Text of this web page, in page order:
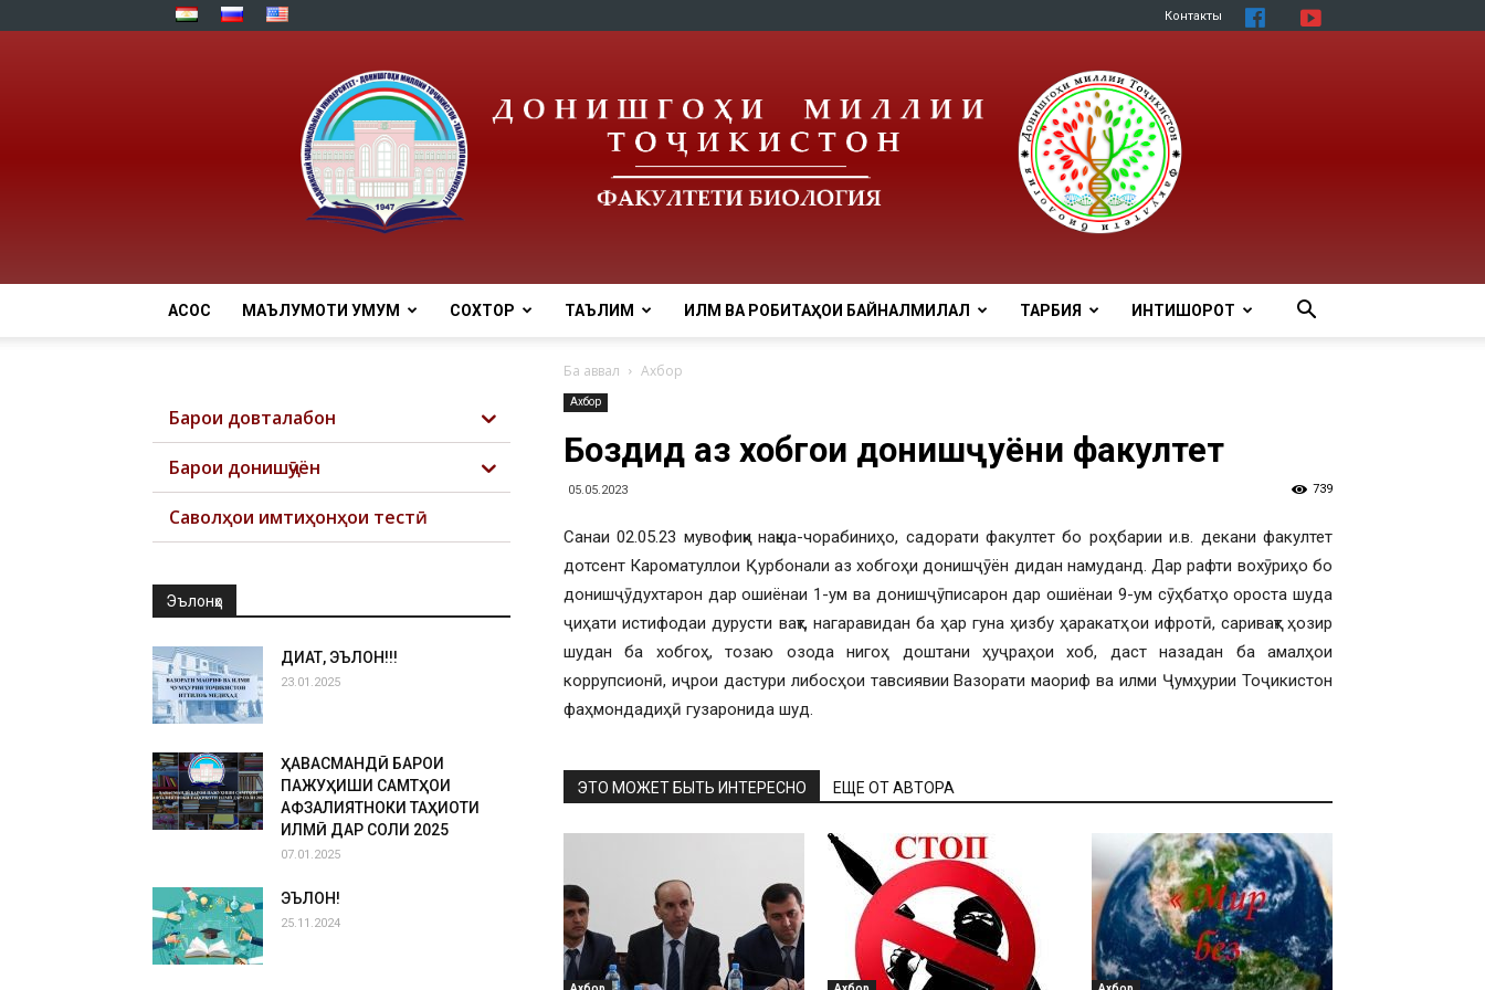
Контакты
АСОСӢ МАЪЛУМОТИ УМУМӢ СОХТОР ТАЪЛИМ ИЛМ ВА РОБИТАҲОИ БАЙНАЛМИЛАЛӢ ТАРБИЯ ИНТИШОРОТ
Ба аввал Ахбор
Ахбор
Боздид аз хобгоҳи донишҷуёни факултет
05.05.2023 739
Санаи 02.05.23 мувофиқи нақша-чорабиниҳо, садорати факултет бо роҳбарии и.в. декани факултет
дотсент Кароматуллои Қурбонали аз хобгоҳи донишҷӯён дидан намуданд. Дар рафти вохӯриҳо бо
донишҷӯдухтарон дар ошиёнаи 1-ум ва донишҷӯписарон дар ошиёнаи 9-ум сӯҳбатҳо ороста шуда
ҷиҳати истифодаи дурусти вақт, нагаравидан ба ҳар гуна ҳизбу ҳаракатҳои ифротӣ, саривақт ҳозир
шудан ба хобгоҳ, тозаю озода нигоҳ доштани ҳуҷраҳои хоб, даст назадан ба амалҳои
коррупсионӣ, иҷрои дастури либосҳои тавсиявии Вазорати маориф ва илми Ҷумҳурии Тоҷикистон
фаҳмондадиҳӣ гузаронида шуд.
ЭТО МОЖЕТ БЫТЬ ИНТЕРЕСНО ЕЩЕ ОТ АВТОРА
Барои довталабон
Барои донишҷӯён
Саволҳои имтиҳонҳои тестӣ
Эълонҳо
ДИҚҚАТ, ЭЪЛОН!!!
23.01.2025
ҲАВАСМАНДӢ БАРОИ
ПАЖУҲИШИ САМТҲОИ
АФЗАЛИЯТНОКИ ТАҲҚИҚОТИ
ИЛМӢ ДАР СОЛИ 2025
07.01.2025
ЭЪЛОН!
25.11.2024